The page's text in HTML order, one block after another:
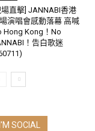
場直擊] JANNABI香港
演唱會感動落幕 高喊
Hong Kong！No
！告白歌迷
I'M SOCIAL